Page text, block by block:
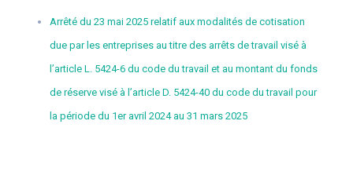
Arrêté du 23 mai 2025 relatif aux modalités de cotisation
due par les entreprises au titre des arrêts de travail visé à
l’article L. 5424-6 du code du travail et au montant du fonds
de réserve visé à l’article D. 5424-40 du code du travail pour
la période du 1er avril 2024 au 31 mars 2025